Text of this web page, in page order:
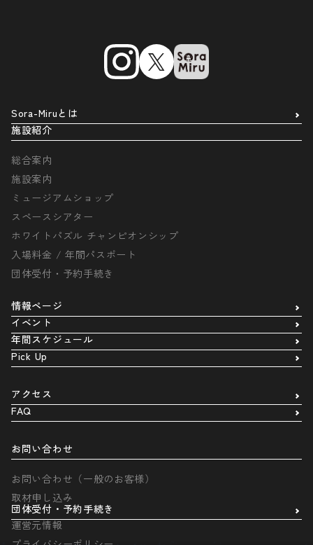
Sora-Miruとは
施設紹介
総合案内
施設案内
ミュージアムショップ
スペースシアター
ホワイトパズル チャンピオンシップ
入場料金 / 年間パスポート
団体受付・予約手続き
情報ページ
イベント
年間スケジュール
Pick Up
アクセス
FAQ
お問い合わせ
お問い合わせ（一般のお客様）
取材申し込み
団体受付・予約手続き
運営元情報